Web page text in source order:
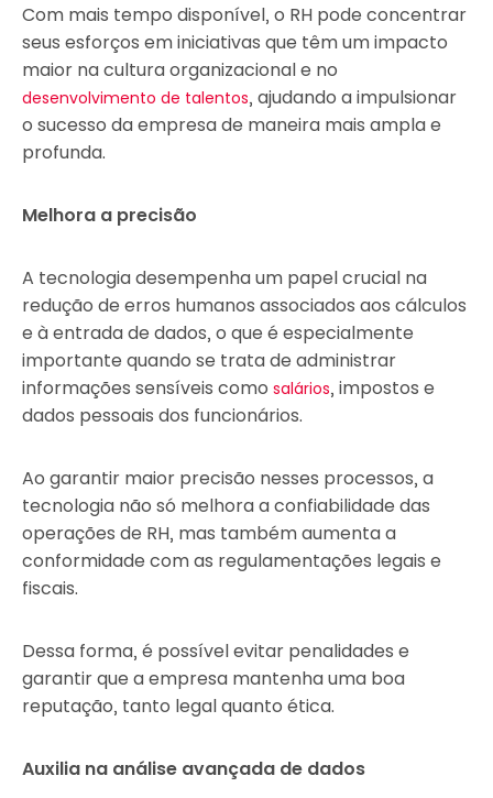
Com mais tempo disponível, o RH pode concentrar
seus esforços em iniciativas que têm um impacto
maior na cultura organizacional e no
desenvolvimento de talentos, ajudando a impulsionar
o sucesso da empresa de maneira mais ampla e
profunda.
Melhora a precisão
A tecnologia desempenha um papel crucial na
redução de erros humanos associados aos cálculos
e à entrada de dados, o que é especialmente
importante quando se trata de administrar
informações sensíveis como salários, impostos e
dados pessoais dos funcionários.
Ao garantir maior precisão nesses processos, a
tecnologia não só melhora a confiabilidade das
operações de RH, mas também aumenta a
conformidade com as regulamentações legais e
fiscais.
Dessa forma, é possível evitar penalidades e
garantir que a empresa mantenha uma boa
reputação, tanto legal quanto ética.
Auxilia na análise avançada de dados